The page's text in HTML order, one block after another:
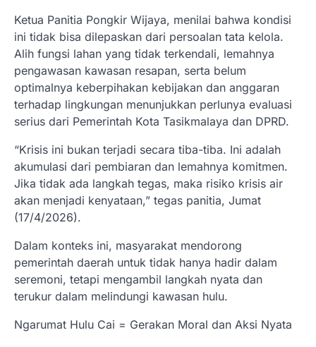
Ketua Panitia Pongkir Wijaya, menilai bahwa kondisi
ini tidak bisa dilepaskan dari persoalan tata kelola.
Alih fungsi lahan yang tidak terkendali, lemahnya
pengawasan kawasan resapan, serta belum
optimalnya keberpihakan kebijakan dan anggaran
terhadap lingkungan menunjukkan perlunya evaluasi
serius dari Pemerintah Kota Tasikmalaya dan DPRD.
“Krisis ini bukan terjadi secara tiba-tiba. Ini adalah
akumulasi dari pembiaran dan lemahnya komitmen.
Jika tidak ada langkah tegas, maka risiko krisis air
akan menjadi kenyataan,” tegas panitia, Jumat
(17/4/2026).
Dalam konteks ini, masyarakat mendorong
pemerintah daerah untuk tidak hanya hadir dalam
seremoni, tetapi mengambil langkah nyata dan
terukur dalam melindungi kawasan hulu.
Ngarumat Hulu Cai = Gerakan Moral dan Aksi Nyata